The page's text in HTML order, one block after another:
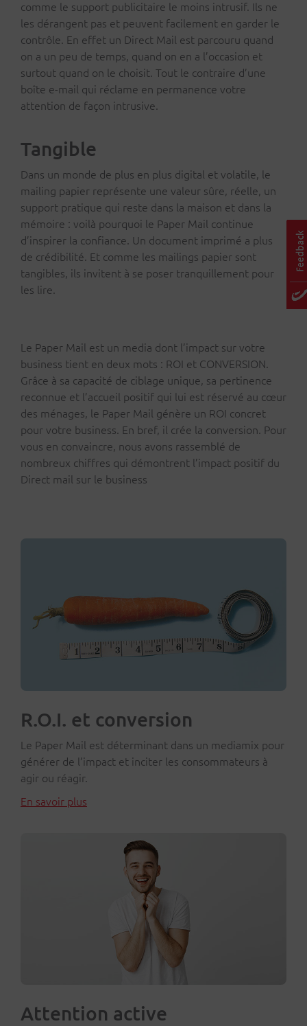
comme le support publicitaire le moins intrusif. Ils ne
les dérangent pas et peuvent facilement en garder le
contrôle. En effet un Direct Mail est parcouru quand
on a un peu de temps, quand on en a l’occasion et
surtout quand on le choisit. Tout le contraire d’une
boîte e-mail qui réclame en permanence votre
attention de façon intrusive.
Tangible
Dans un monde de plus en plus digital et volatile, le
mailing papier représente une valeur sûre, réelle, un
support pratique qui reste dans la maison et dans la
mémoire : voilà pourquoi le Paper Mail continue
d’inspirer la confiance. Un document imprimé a plus
de crédibilité. Et comme les mailings papier sont
tangibles, ils invitent à se poser tranquillement pour
les lire.
Le Paper Mail est un media dont l’impact sur votre
business tient en deux mots : ROI et CONVERSION.
Grâce à sa capacité de ciblage unique, sa pertinence
reconnue et l’accueil positif qui lui est réservé au cœur
des ménages, le Paper Mail génère un ROI concret
pour votre business. En bref, il crée la conversion. Pour
vous en convaincre, nous avons rassemblé de
nombreux chiffres qui démontrent l’impact positif du
Direct mail sur le business
R.O.I. et conversion
Le Paper Mail est déterminant dans un mediamix pour
générer de l’impact et inciter les consommateurs à
agir ou réagir.
En savoir plus
Attention active